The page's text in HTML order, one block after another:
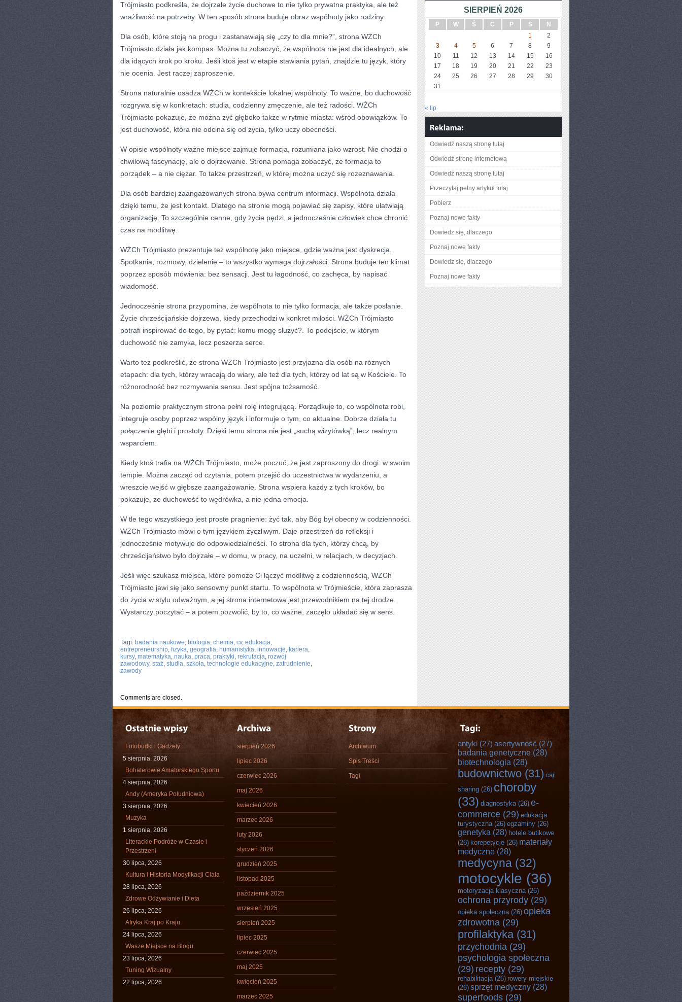
Trójmiasto podkreśla, że dojrzałe życie duchowe to nie tylko prywatna praktyka, ale też
wrażliwość na potrzeby. W ten sposób strona buduje obraz wspólnoty jako rodziny.
Dla osób, które stoją na progu i zastanawiają się „czy to dla mnie?”, strona WŻCh
Trójmiasto działa jak kompas. Można tu zobaczyć, że wspólnota nie jest dla idealnych, ale
dla idących krok po kroku. Jeśli ktoś jest w etapie stawiania pytań, znajdzie tu język, który
nie ocenia. Jest raczej zaproszenie.
Strona naturalnie osadza WŻCh w kontekście lokalnej wspólnoty. To ważne, bo duchowość
rozgrywa się w konkretach: studia, codzienny zmęczenie, ale też radości. WŻCh
Trójmiasto pokazuje, że można żyć głęboko także w rytmie miasta: wśród obowiązków. To
jest duchowość, która nie odcina się od życia, tylko uczy obecności.
W opisie wspólnoty ważne miejsce zajmuje formacja, rozumiana jako wzrost. Nie chodzi o
chwilową fascynację, ale o dojrzewanie. Strona pomaga zobaczyć, że formacja to
porządek – a nie ciężar. To także przestrzeń, w której można uczyć się rozeznawania.
Dla osób bardziej zaangażowanych strona bywa centrum informacji. Wspólnota działa
dzięki temu, że jest kontakt. Dlatego na stronie mogą pojawiać się zapisy, które ułatwiają
organizację. To szczególnie cenne, gdy życie pędzi, a jednocześnie człowiek chce chronić
czas na modlitwę.
WŻCh Trójmiasto prezentuje też wspólnotę jako miejsce, gdzie ważna jest dyskrecja.
Spotkania, rozmowy, dzielenie – to wszystko wymaga dojrzałości. Strona buduje ten klimat
poprzez sposób mówienia: bez sensacji. Jest tu łagodność, co zachęca, by napisać
wiadomość.
Jednocześnie strona przypomina, że wspólnota to nie tylko formacja, ale także posłanie.
Życie chrześcijańskie dojrzewa, kiedy przechodzi w konkret miłości. WŻCh Trójmiasto
potrafi inspirować do tego, by pytać: komu mogę służyć?. To podejście, w którym
duchowość nie zamyka, lecz poszerza serce.
Warto też podkreślić, że strona WŻCh Trójmiasto jest przyjazna dla osób na różnych
etapach: dla tych, którzy wracają do wiary, ale też dla tych, którzy od lat są w Kościele. To
różnorodność bez rozmywania sensu. Jest spójna tożsamość.
Na poziomie praktycznym strona pełni rolę integrującą. Porządkuje to, co wspólnota robi,
integruje osoby poprzez wspólny język i informuje o tym, co aktualne. Dobrze działa tu
połączenie głębi i prostoty. Dzięki temu strona nie jest „suchą wizytówką”, lecz realnym
wsparciem.
Kiedy ktoś trafia na WŻCh Trójmiasto, może poczuć, że jest zaproszony do drogi: w swoim
tempie. Można zacząć od czytania, potem przejść do uczestnictwa w wydarzeniu, a
wreszcie wejść w głębsze zaangażowanie. Strona wspiera każdy z tych kroków, bo
pokazuje, że duchowość to wędrówka, a nie jedna emocja.
W tle tego wszystkiego jest proste pragnienie: żyć tak, aby Bóg był obecny w codzienności.
WŻCh Trójmiasto mówi o tym językiem życzliwym. Daje przestrzeń do refleksji i
jednocześnie motywuje do odpowiedzialności. To strona dla tych, którzy chcą, by
chrześcijaństwo było dojrzałe – w domu, w pracy, na uczelni, w relacjach, w decyzjach.
Jeśli więc szukasz miejsca, które pomoże Ci łączyć modlitwę z codziennością, WŻCh
Trójmiasto jawi się jako sensowny punkt startu. To wspólnota w Trójmieście, która zaprasza
do życia w stylu odważnym, a jej strona internetowa jest przewodnikiem na tej drodze.
Wystarczy poczytać – a potem pozwolić, by to, co ważne, zaczęło układać się w sens.
Tagi: badania naukowe, biologia, chemia, cv, edukacja,
entrepreneurship, fizyka, geografia, humanistyka, innowacje, kariera,
kursy, matematyka, nauka, praca, praktyki, rekrutacja, rozwój
zawodowy, staż, studia, szkoła, technologie edukacyjne, zatrudnienie,
zawody
Comments are closed.
SIERPIEŃ 2026
P W Ś C P S
N
1
2
3
4 5 6 7 8
9
10
11 12 13 14 15
16
17
18 19 20 21 22
23
24
25 26 27 28 29
30
31
« lip
Odwiedź naszą stronę tutaj
Odwiedź stronę internetową
Odwiedź naszą stronę tutaj
Przeczytaj pełny artykuł tutaj
Pobierz
Poznaj nowe fakty
Dowiedz się, dlaczego
Poznaj nowe fakty
Dowiedz się, dlaczego
Poznaj nowe fakty
Fotobudki i Gadżety
5 sierpnia, 2026
Bohaterowie Amatorskiego Sportu
4 sierpnia, 2026
Andy (Ameryka Południowa)
3 sierpnia, 2026
Muzyka
1 sierpnia, 2026
Literackie Podróże w Czasie i
Przestrzeni
30 lipca, 2026
Kultura i Historia Modyfikacji Ciała
28 lipca, 2026
Zdrowe Odżywianie i Dieta
26 lipca, 2026
Afryka Kraj po Kraju
24 lipca, 2026
Wasze Miejsce na Blogu
23 lipca, 2026
Tuning Wizualny
22 lipca, 2026
sierpień 2026
lipiec 2026
czerwiec 2026
maj 2026
kwiecień 2026
marzec 2026
luty 2026
styczeń 2026
grudzień 2025
listopad 2025
październik 2025
wrzesień 2025
sierpień 2025
lipiec 2025
czerwiec 2025
maj 2025
kwiecień 2025
marzec 2025
Archiwum
Spis Treści
Tagi
antyki (27) asertywność (27)
badania genetyczne (28)
biotechnologia (28)
budownictwo (31) car
sharing (26) choroby
(33) diagnostyka(26) e-
commerce (29) edukacja
turystyczna(26) egzaminy (26)
genetyka (28) hotele butikowe
(26) korepetycje (26) materiały
medyczne (28)
medycyna (32)
motocykle (36)
motoryzacja klasyczna(26)
ochrona przyrody (29)
opieka społeczna(26) opieka
zdrowotna (29)
profilaktyka(31)
przychodnia (29)
psychologia społeczna
(29) recepty (29)
rehabilitacja(26) rowery miejskie
(26) sprzęt medyczny (28)
superfoods (29)